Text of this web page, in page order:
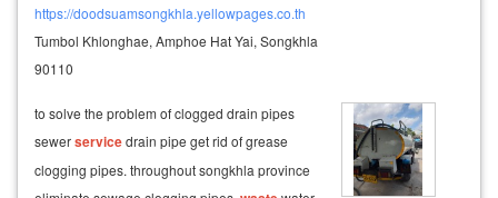
https://doodsuamsongkhla.yellowpages.co.th
Tumbol Khlonghae, Amphoe Hat Yai, Songkhla
90110
to solve the problem of clogged drain pipes
sewerservicedrain pipe get rid of grease
clogging pipes. throughout songkhla province